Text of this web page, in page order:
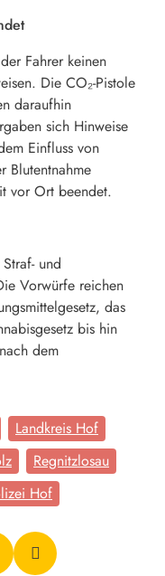
Fahrer keinen
Die CO₂-Pistole
daraufhin
sich Hinweise
Einfluss von
Blutentnahme
vor Ort beendet.
und
Vorwürfe reichen
das
bis hin
dem
Landkreis Hof
Regnitzlosau
Hof